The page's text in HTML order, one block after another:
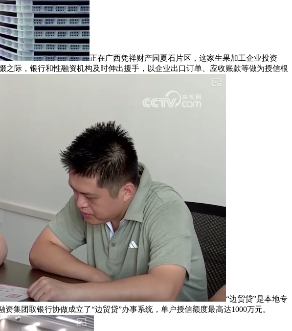
正在广西凭祥财产园夏石片区，这家生果加工企业投资
际，银行和性融资机构及时伸出援手，以企业出口订单、应收账款等做为授信根
“边贸贷”是本地专
集团取银行协做成立了“边贸贷”办事系统，单户授信额度最高达1000万元。